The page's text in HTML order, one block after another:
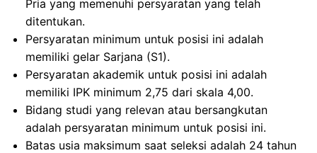
Pria yang memenuhi persyaratan yang telah
ditentukan.
Persyaratan minimum untuk posisi ini adalah
memiliki gelar Sarjana (S1).
Persyaratan akademik untuk posisi ini adalah
memiliki IPK minimum 2,75 dari skala 4,00.
Bidang studi yang relevan atau bersangkutan
adalah persyaratan minimum untuk posisi ini.
Batas usia maksimum saat seleksi adalah 24 tahun